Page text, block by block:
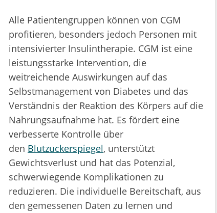
Alle Patientengruppen können von CGM
profitieren, besonders jedoch Personen mit
intensivierter Insulintherapie. CGM ist eine
leistungsstarke Intervention, die
weitreichende Auswirkungen auf das
Selbstmanagement von Diabetes und das
Verständnis der Reaktion des Körpers auf die
Nahrungsaufnahme hat. Es fördert eine
verbesserte Kontrolle über
den Blutzuckerspiegel, unterstützt
Gewichtsverlust und hat das Potenzial,
schwerwiegende Komplikationen zu
reduzieren. Die individuelle Bereitschaft, aus
den gemessenen Daten zu lernen und